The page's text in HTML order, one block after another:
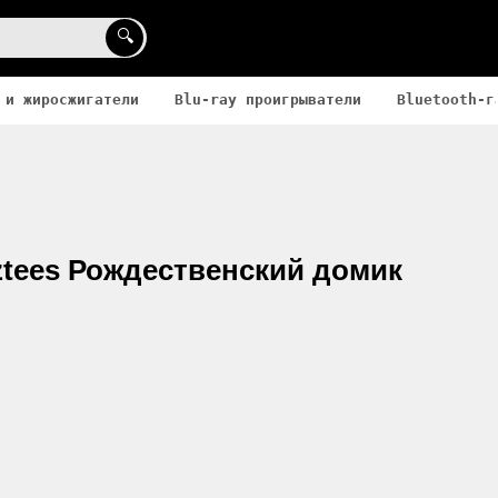
🔍
жиросжигатели Blu-ray проигрыватели Bluetooth-
Рождественский домик